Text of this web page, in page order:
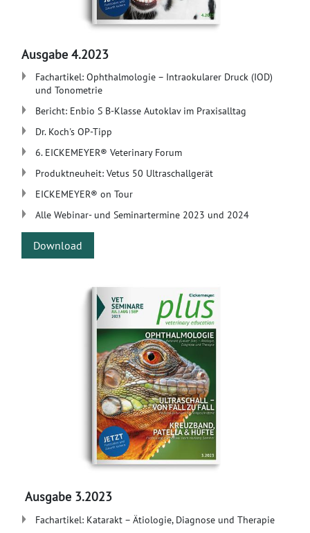
Ausgabe 4.2023
Fachartikel: Ophthalmologie – Intraokularer Druck (IOD)
und Tonometrie
Bericht: Enbio S B-Klasse Autoklav im Praxisalltag
Dr. Koch's OP-Tipp
6. EICKEMEYER® Veterinary Forum
Produktneuheit: Vetus 50 Ultraschallgerät
EICKEMEYER® on Tour
Alle Webinar- und Seminartermine 2023 und 2024
Download
Ausgabe 3.2023
Fachartikel: Katarakt – Ätiologie, Diagnose und Therapie